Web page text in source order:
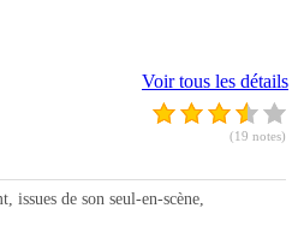
Voir tous les détails
(19 notes)
de son seul-en-scène,